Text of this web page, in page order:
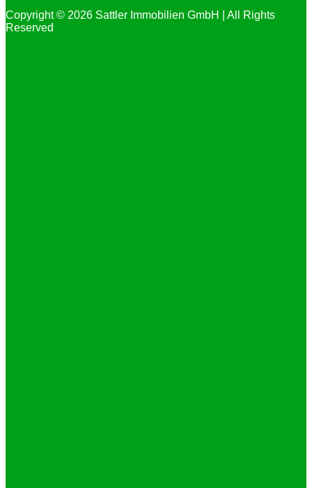
Copyright © 2026 Sattler Immobilien GmbH | All Rights
Reserved